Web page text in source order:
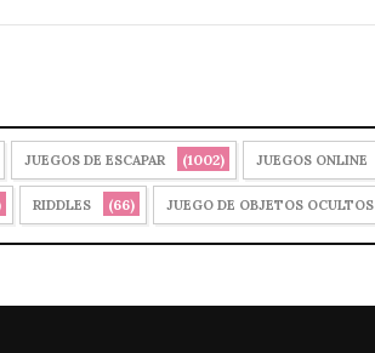
JUEGOS DE ESCAPAR (1002) JUEGOS ONLINE
RIDDLES (66) JUEGO DE OBJETOS OCULTOS